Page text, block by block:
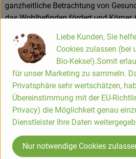
ganzheitliche Betrachtung von
das Wohlbefinden fördert und Körper,
unserer 27jährigen Erfahrung in
Aromatherapie inspirieren zu dürfen
Liebe zur Natur und unseren
Umwelt zu teilen. Wir haben uns zu
verpflichtet. Dies bedeutet für uns:
naturreinen, biologischen Zutaten,
Verantwortung für Mensch und
Beziehungen - zu unseren
Mitarbeitern, den Menschen, die
Produkte von
PRIMAVERA
schöpfen
Liebe Kunden, Sie
Cookies zulassen (bei
Bio-Kekse!).Somit
für unser Marketing zu sammeln.
Privatsphäre sehr wertschätzen,
Übereinstimmung mit der EU-
Privacy) die Möglichkeit genau
Dienstleister Ihre Daten
Nur notwendige Cookies